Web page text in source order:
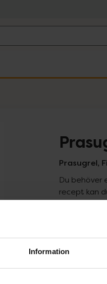
Information
Prasugrel,
Du behöver
recept kan